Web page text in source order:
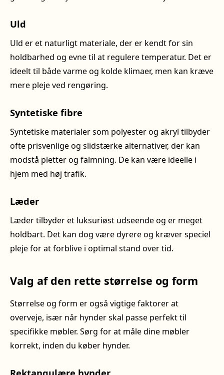
Uld
Uld er et naturligt materiale, der er kendt for sin
holdbarhed og evne til at regulere temperatur. Det er
ideelt til både varme og kolde klimaer, men kan kræve
mere pleje ved rengøring.
Syntetiske fibre
Syntetiske materialer som polyester og akryl tilbyder
ofte prisvenlige og slidstærke alternativer, der kan
modstå pletter og falmning. De kan være ideelle i
hjem med høj trafik.
Læder
Læder tilbyder et luksuriøst udseende og er meget
holdbart. Det kan dog være dyrere og kræver speciel
pleje for at forblive i optimal stand over tid.
Valg af den rette størrelse og form
Størrelse og form er også vigtige faktorer at
overveje, især når hynder skal passe perfekt til
specifikke møbler. Sørg for at måle dine møbler
korrekt, inden du køber hynder.